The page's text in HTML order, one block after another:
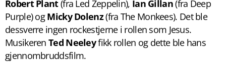
Robert Plant(fra Led Zeppelin), Ian Gillan(fra Deep
Purple) ogMicky Dolenz(fra The Monkees). Det ble
dessverre ingen rockestjerne i rollen som Jesus.
MusikerenTed Neeleyfikk rollen og dette ble hans
gjennombruddsfilm.